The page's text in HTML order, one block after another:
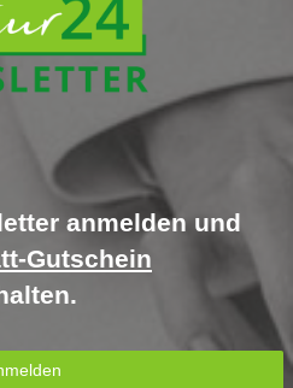
anmelden und
Gutschein